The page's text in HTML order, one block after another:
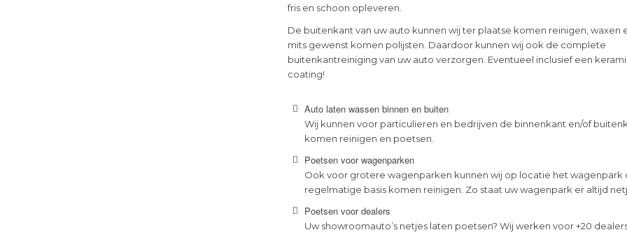
fris en schoon opleveren.
De buitenkant van uw auto kunnen wij ter plaatse komen reinigen, waxen
mits gewenst komen polijsten. Daardoor kunnen wij ook de complete
buitenkantreiniging van uw auto verzorgen. Eventueel inclusief een
coating!
Auto laten wassen binnen en buiten
Wij kunnen voor particulieren en bedrijven de binnenkant en/of
komen reinigen en poetsen.
Poetsen voor wagenparken
Ook voor grotere wagenparken kunnen wij op locatie het wagenpark
regelmatige basis komen reinigen. Zo staat uw wagenpark er altijd
Poetsen voor dealers
Uw showroomauto’s netjes laten poetsen? Wij werken voor +20